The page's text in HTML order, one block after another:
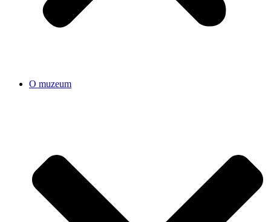
O muzeum